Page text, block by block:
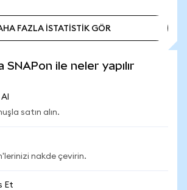
FAZLA İSTATİSTİK GÖR
ile neler yapılır
satın alın.
nakde çevirin.
Et